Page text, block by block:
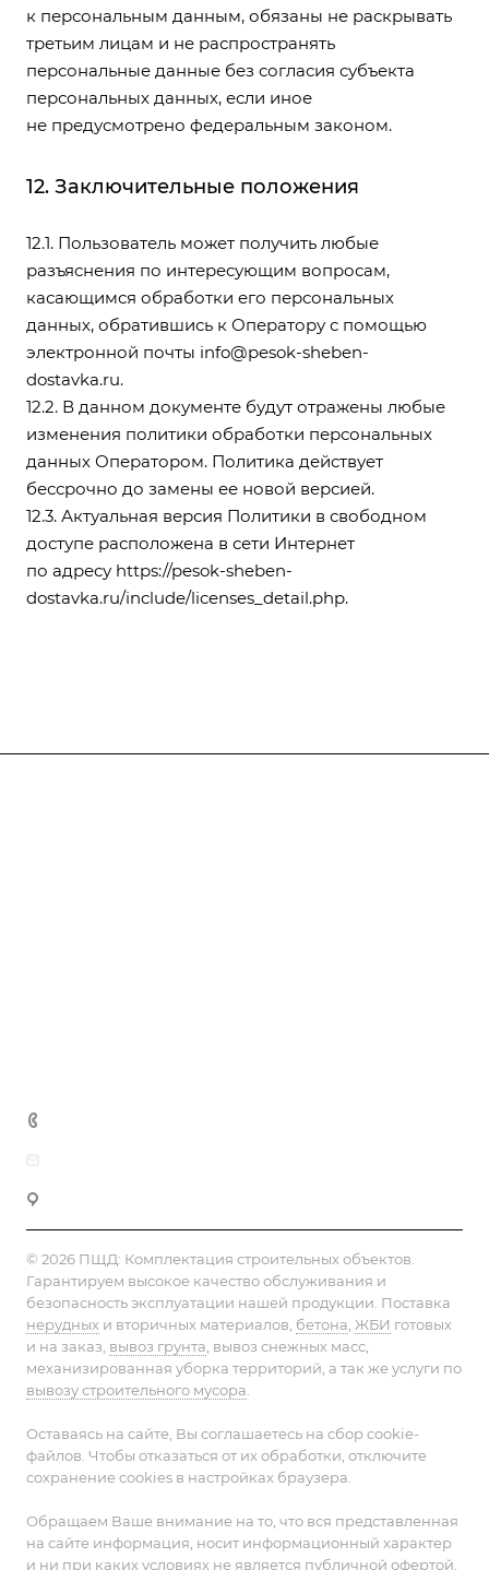
к персональным данным, обязаны не раскрывать
третьим лицам и не распространять
персональные данные без согласия субъекта
персональных данных, если иное
не предусмотрено федеральным законом.
12. Заключительные положения
12.1. Пользователь может получить любые
разъяснения по интересующим вопросам,
касающимся обработки его персональных
данных, обратившись к Оператору с помощью
электронной почты info@pesok-sheben-
dostavka.ru.
12.2. В данном документе будут отражены любые
изменения политики обработки персональных
данных Оператором. Политика действует
бессрочно до замены ее новой версией.
12.3. Актуальная версия Политики в свободном
доступе расположена в сети Интернет
по адресу https://pesok-sheben-
dostavka.ru/include/licenses_detail.php.
© 2026 ПЩД: Комплектация строительных объектов
Гарантируем высокое качество обслуживания и
безопасность эксплуатации нашей продукции. Поставка
нерудных и вторичных материалов, бетона ЖБИ готовых
и на заказ, вывоз грунта , вывоз снежных масс,
механизированная уборка территорий, а так же услуги по
вывозу строительного мусора
Оставаясь на сайте, Вы соглашаетесь на сбор cookie-
файлов. Чтобы отказаться от их обработки, отключите
сохранение cookies в настройках браузера.
Обращаем Ваше внимание на то, что вся представленная
на сайте информация, носит информационный характер
и ни при каких условиях не является публичной офертой,